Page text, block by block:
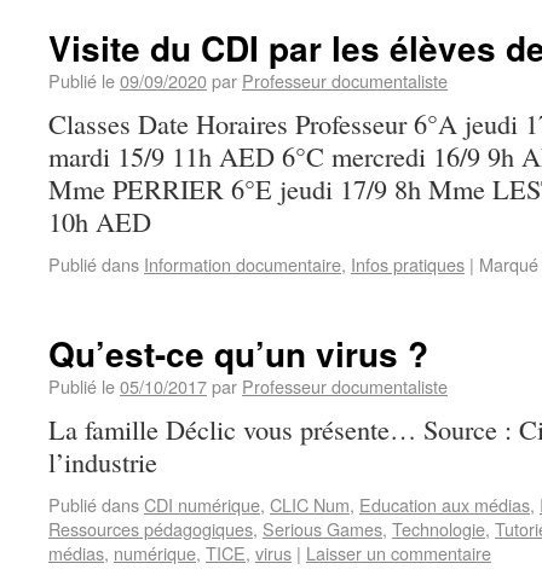
Visite du CDI par les élèves
Publié le09/09/2020par Professeur documentaliste
Classes Date Horaires Professeur 6°A jeudi
mardi 15/9 11h AED 6°C mercredi 16/9 9h
Mme PERRIER 6°E jeudi 17/9 8h Mme
10h AED
Publié dans Information documentaire, Infos pratiques |
Qu’est-ce qu’un virus ?
Publié le05/10/2017par Professeur documentaliste
La famille Déclic vous présente… Source :
l’industrie
Publié dansCDI numérique, CLIC Num, Education aux médias,
Ressources pédagogiques, Serious Games, Technologie,
médias, numérique, TICE, virus | Laisser un commentaire